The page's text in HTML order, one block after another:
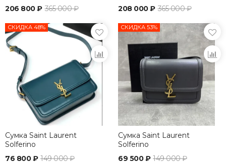
206 800 ₽ 365 000 ₽ 208 000 ₽ 365 000 ₽
СКИДКА 48%
Сумка Saint Laurent
Solferino
76 800 ₽ 149 000 ₽
СКИДКА 53%
Сумка Saint Laurent
Solferino
69 500 ₽ 149 000 ₽